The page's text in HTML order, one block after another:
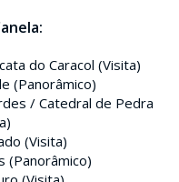
do Caracol (Visita)
(Panorâmico)
/ Catedral de Pedra
(Visita)
(Panorâmico)